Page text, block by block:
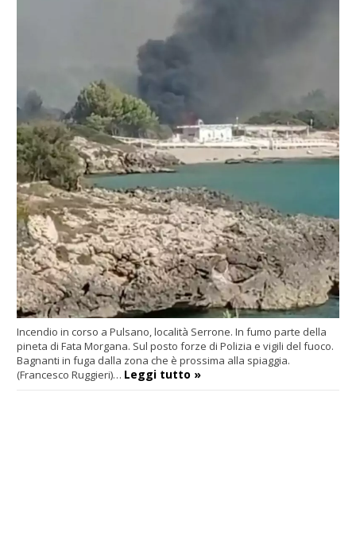
Incendio in corso a Pulsano, località Serrone. In fumo parte della
pineta di Fata Morgana. Sul posto forze di Polizia e vigili del fuoco.
Bagnanti in fuga dalla zona che è prossima alla spiaggia.
(Francesco Ruggieri)… Leggi tutto »